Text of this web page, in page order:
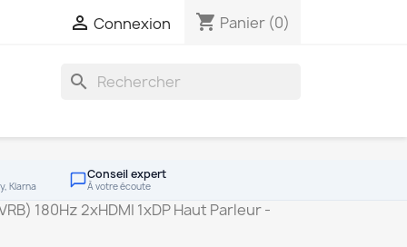
 Connexion shopping_cart Panier (0)
search
Klarna
Conseil expert
À votre écoute
180Hz 2xHDMI 1xDP Haut Parleur -